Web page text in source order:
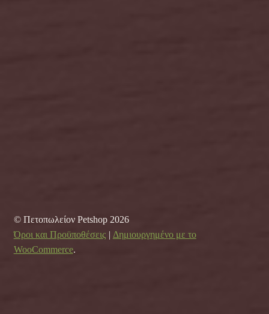
© Πετοπωλείον Petshop 2026
Όροι και Προϋποθέσεις
Δημιουργημένο με το
WooCommerce.